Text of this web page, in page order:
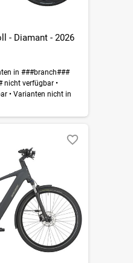
- Diamant - 2026
in ###branch###
nicht verfügbar •
•Varianten nicht in